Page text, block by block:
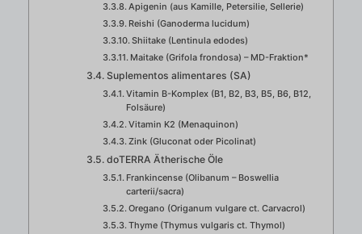
Apigenin (aus Kamille, Petersilie, Sellerie)
Reishi (Ganoderma lucidum)
Shiitake (Lentinula edodes)
Maitake (Grifola frondosa) – MD-Fraktion*
Suplementos alimentares (SA)
Vitamin B-Komplex (B1, B2, B3, B5, B6, B12,
Folsäure)
Vitamin K2 (Menaquinon)
Zink (Gluconat oder Picolinat)
doTERRA Ätherische Öle
Frankincense (Olibanum – Boswellia
carterii/sacra)
Oregano (Origanum vulgare ct. Carvacrol)
Thyme (Thymus vulgaris ct. Thymol)